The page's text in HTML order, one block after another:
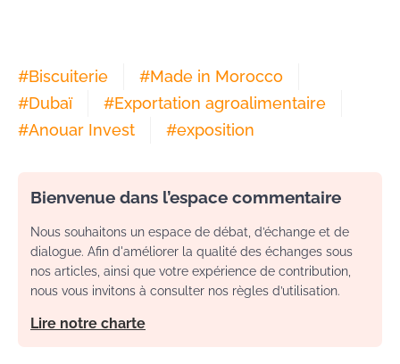
#Biscuiterie #Made in Morocco
#Dubaï #Exportation agroalimentaire
#Anouar Invest #exposition
Bienvenue dans l’espace commentaire
Nous souhaitons un espace de débat, d’échange et de
dialogue. Afin d'améliorer la qualité des échanges sous
nos articles, ainsi que votre expérience de contribution,
nous vous invitons à consulter nos règles d’utilisation.
Lire notre charte